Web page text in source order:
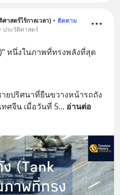
าสตร์ไร้กาลเวลา) • ติดตาม
ประวัติศาสตร์
หนึ่งในภาพที่ทรงพลังที่สุด
ยปริศนาที่ยืนขวางหน้ารถถัง
ศจีน เมื่อวันที่ 5... อ่านต่อ